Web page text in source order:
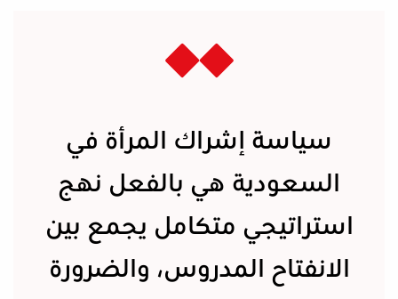
سياسة إشراك المرأة في
السعودية هي بالفعل نهج
استراتيجي متكامل يجمع بين
الانفتاح المدروس، والضرورة